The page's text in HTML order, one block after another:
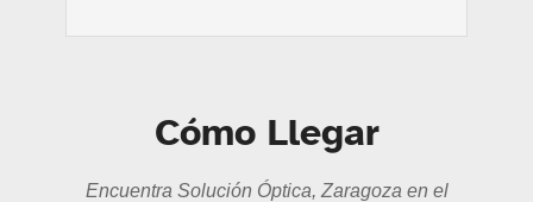
Cómo Llegar
Encuentra Solución Óptica, Zaragoza en el